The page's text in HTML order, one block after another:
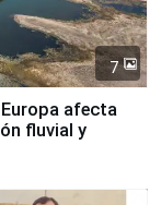
7
afecta
fluvial y